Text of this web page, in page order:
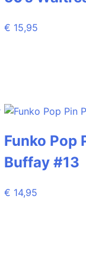
€ 15,95
Funko Pop
Buffay #13
€ 14,95